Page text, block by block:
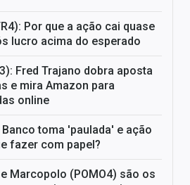
Por que a ação cai quase
lucro acima do esperado
Fred Trajano dobra aposta
e mira Amazon para
online
Banco toma 'paulada' e ação
fazer com papel?
e Marcopolo (POMO4) são os